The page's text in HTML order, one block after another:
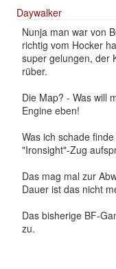
Daywalker
Nunja man war von
richtig vom Hocker
super gelungen, der
rüber.
Die Map? - Was will
Engine eben!
Was ich schade
"Ironsight"-Zug
Das mag mal zur
Dauer ist das nicht
Das bisherige BF-
zu.